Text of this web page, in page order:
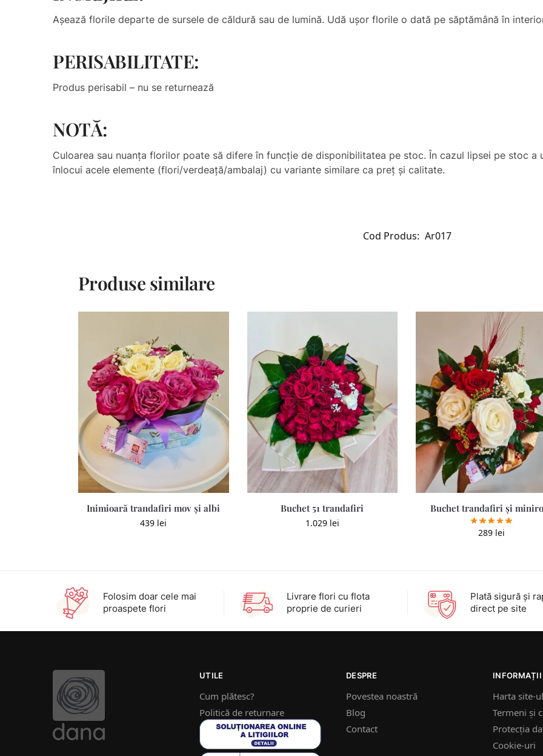
Așează florile departe de sursele de căldură sau de lumină. Udă ușor florile o dată pe săptămână în
PERISABILITATE:
Produs perisabil – nu se returnează
NOTĂ:
Culoarea sau nuanţa florilor poate să difere în funcţie de disponibilitatea pe stoc. În cazul lipsei pe stoc a
înlocui acele elemente (flori/verdeață/ambalaj) cu variante similare ca preț și calitate.
Cod Produs: Ar017
Produse similare
Inimioară trandafiri mov și albi
439 lei
Buchet 51 trandafiri
1.029 lei
Buchet trandafiri și
289 lei
Folosim doar cele mai
proaspete flori
Livrare flori cu flota
proprie de curieri
Plată sigură şi
direct pe site
UTILE
Cum plătesc?
Politică de returnare
DESPRE
Povestea noastră
Blog
Contact
INFORMAȚII
Harta site-
Termeni și
Protecția
Cookie-uri